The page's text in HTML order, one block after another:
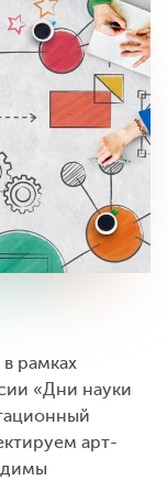
рамках
«Дни науки
арт-